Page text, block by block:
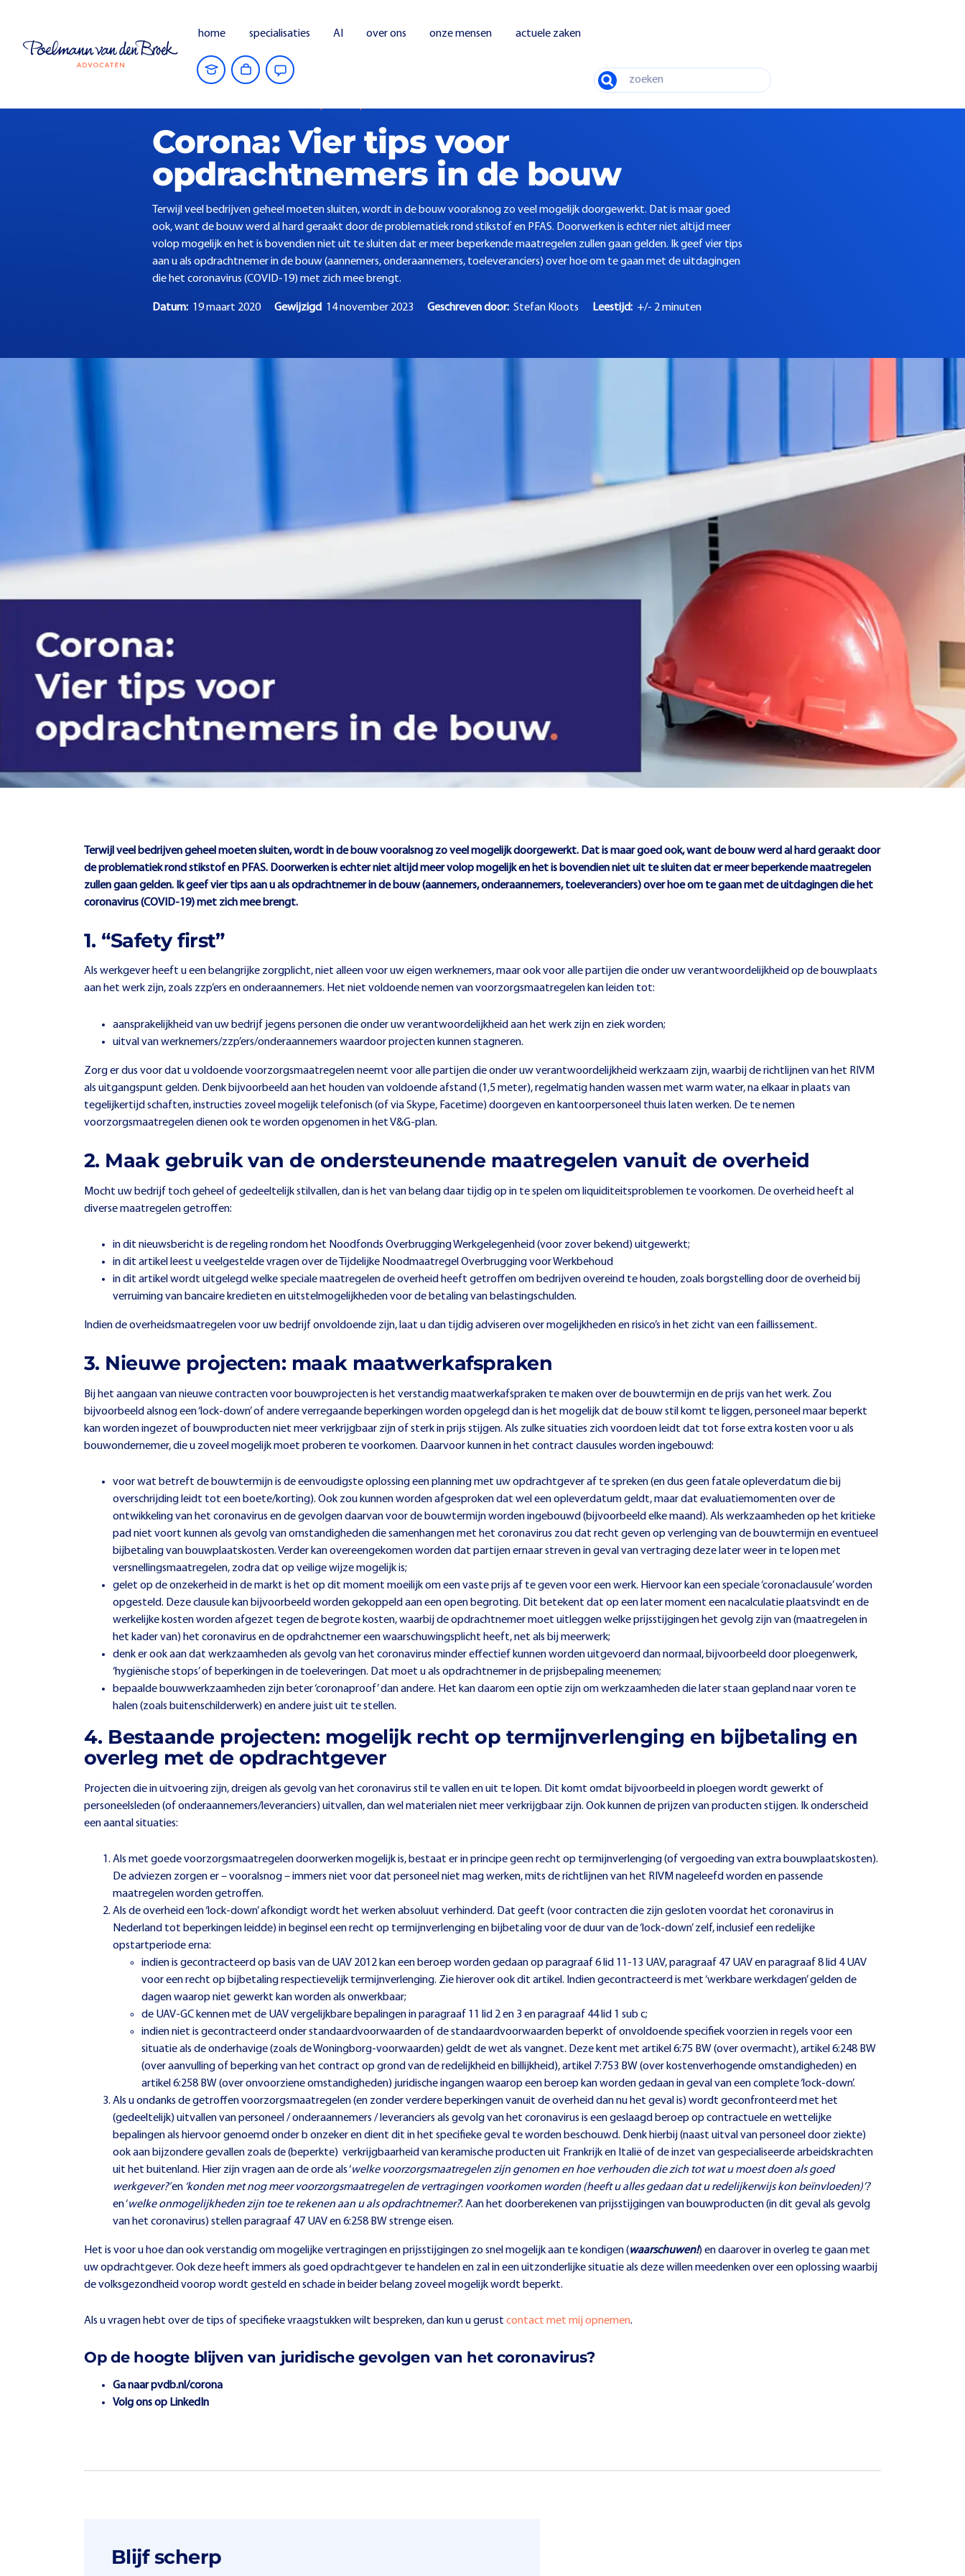
home specialisaties AI over ons onze mensen
actuele zaken
Corona: Vier tips voor
opdrachtnemers in de bouw
Terwijl veel bedrijven geheel moeten sluiten, wordt in de bouw vooralsnog zo veel mogelijk doorgewerkt. Dat is maar goed
ook, want de bouw werd al hard geraakt door de problematiek rond stikstof en PFAS. Doorwerken is echter niet altijd meer
volop mogelijk en het is bovendien niet uit te sluiten dat er meer beperkende maatregelen zullen gaan gelden. Ik geef vier tips
aan u als opdrachtnemer in de bouw (aannemers, onderaannemers, toeleveranciers) over hoe om te gaan met de uitdagingen
die het coronavirus (COVID-19) met zich mee brengt.
Datum: 19 maart 2020 Gewijzigd 14 november 2023 Geschreven door: Stefan Kloots Leestijd: +/- 2 minuten
Terwijl veel bedrijven geheel moeten sluiten, wordt in de bouw vooralsnog zo veel mogelijk doorgewerkt. Dat is maar goed ook, want de bouw werd al hard geraakt door
de problematiek rond stikstof en PFAS. Doorwerken is echter niet altijd meer volop mogelijk en het is bovendien niet uit te sluiten dat er meer beperkende maatregelen
zullen gaan gelden. Ik geef vier tips aan u als opdrachtnemer in de bouw (aannemers, onderaannemers, toeleveranciers) over hoe om te gaan met de uitdagingen die het
coronavirus (COVID-19) met zich mee brengt.
1. “Safety first”
Als werkgever heeft u een belangrijke zorgplicht, niet alleen voor uw eigen werknemers, maar ook voor alle partijen die onder uw verantwoordelijkheid op de bouwplaats
aan het werk zijn, zoals zzp’ers en onderaannemers. Het niet voldoende nemen van voorzorgsmaatregelen kan leiden tot:
aansprakelijkheid van uw bedrijf jegens personen die onder uw verantwoordelijkheid aan het werk zijn en ziek worden;
uitval van werknemers/zzp’ers/onderaannemers waardoor projecten kunnen stagneren.
Zorg er dus voor dat u voldoende voorzorgsmaatregelen neemt voor alle partijen die onder uw verantwoordelijkheid werkzaam zijn, waarbij de richtlijnen van het RIVM
als uitgangspunt gelden. Denk bijvoorbeeld aan het houden van voldoende afstand (1,5 meter), regelmatig handen wassen met warm water, na elkaar in plaats van
tegelijkertijd schaften, instructies zoveel mogelijk telefonisch (of via Skype, Facetime) doorgeven en kantoorpersoneel thuis laten werken. De te nemen
voorzorgsmaatregelen dienen ook te worden opgenomen in het V&G-plan.
2. Maak gebruik van de ondersteunende maatregelen vanuit de overheid
Mocht uw bedrijf toch geheel of gedeeltelijk stilvallen, dan is het van belang daar tijdig op in te spelen om liquiditeitsproblemen te voorkomen. De overheid heeft al
diverse maatregelen getroffen:
indit nieuwsbericht is de regeling rondom het Noodfonds Overbrugging Werkgelegenheid (voor zover bekend) uitgewerkt;
indit artikel leest u veelgestelde vragen over de Tijdelijke Noodmaatregel Overbrugging voor Werkbehoud
indit artikel wordt uitgelegd welke speciale maatregelen de overheid heeft getroffen om bedrijven overeind te houden, zoals borgstelling door de overheid bij
verruiming van bancaire kredieten en uitstelmogelijkheden voor de betaling van belastingschulden.
Indien de overheidsmaatregelen voor uw bedrijf onvoldoende zijn, laat u dan tijdig adviseren over mogelijkheden en risico’s in het zicht van een faillissement.
3. Nieuwe projecten: maak maatwerkafspraken
Bij het aangaan van nieuwe contracten voor bouwprojecten is het verstandig maatwerkafspraken te maken over de bouwtermijn en de prijs van het werk. Zou
bijvoorbeeld alsnog een ‘lock-down’ of andere verregaande beperkingen worden opgelegd dan is het mogelijk dat de bouw stil komt te liggen, personeel maar beperkt
kan worden ingezet of bouwproducten niet meer verkrijgbaar zijn of sterk in prijs stijgen. Als zulke situaties zich voordoen leidt dat tot forse extra kosten voor u als
bouwondernemer, die u zoveel mogelijk moet proberen te voorkomen. Daarvoor kunnen in het contract clausules worden ingebouwd:
voor wat betreft de bouwtermijn is de eenvoudigste oplossing een planning met uw opdrachtgever af te spreken (en dus geen fatale opleverdatum die bij
overschrijding leidt tot een boete/korting). Ook zou kunnen worden afgesproken dat wel een opleverdatum geldt, maar dat evaluatiemomenten over de
ontwikkeling van het coronavirus en de gevolgen daarvan voor de bouwtermijn worden ingebouwd (bijvoorbeeld elke maand). Als werkzaamheden op het kritieke
pad niet voort kunnen als gevolg van omstandigheden die samenhangen met het coronavirus zou dat recht geven op verlenging van de bouwtermijn en eventueel
bijbetaling van bouwplaatskosten. Verder kan overeengekomen worden dat partijen ernaar streven in geval van vertraging deze later weer in te lopen met
versnellingsmaatregelen, zodra dat op veilige wijze mogelijk is;
gelet op de onzekerheid in de markt is het op dit moment moeilijk om een vaste prijs af te geven voor een werk. Hiervoor kan een speciale ‘coronaclausule’ worden
opgesteld. Deze clausule kan bijvoorbeeld worden gekoppeld aan een open begroting. Dit betekent dat op een later moment een nacalculatie plaatsvindt en de
werkelijke kosten worden afgezet tegen de begrote kosten, waarbij de opdrachtnemer moet uitleggen welke prijsstijgingen het gevolg zijn van (maatregelen in
het kader van) het coronavirus en de opdrahctnemer een waarschuwingsplicht heeft, net als bij meerwerk;
denk er ook aan dat werkzaamheden als gevolg van het coronavirus minder effectief kunnen worden uitgevoerd dan normaal, bijvoorbeeld door ploegenwerk,
‘hygiënische stops’ of beperkingen in de toeleveringen. Dat moet u als opdrachtnemer in de prijsbepaling meenemen;
bepaalde bouwwerkzaamheden zijn beter ‘coronaproof’ dan andere. Het kan daarom een optie zijn om werkzaamheden die later staan gepland naar voren te
halen (zoals buitenschilderwerk) en andere juist uit te stellen.
4. Bestaande projecten: mogelijk recht op termijnverlenging en bijbetaling en
overleg met de opdrachtgever
Projecten die in uitvoering zijn, dreigen als gevolg van het coronavirus stil te vallen en uit te lopen. Dit komt omdat bijvoorbeeld in ploegen wordt gewerkt of
personeelsleden (of onderaannemers/leveranciers) uitvallen, dan wel materialen niet meer verkrijgbaar zijn. Ook kunnen de prijzen van producten stijgen. Ik onderscheid
een aantal situaties:
Als met goede voorzorgsmaatregelen doorwerken mogelijk is, bestaat er in principe geen recht op termijnverlenging (of vergoeding van extra bouwplaatskosten).
De adviezen zorgen er – vooralsnog – immers niet voor dat personeel niet mag werken, mits de richtlijnen van het RIVM nageleefd worden en passende
maatregelen worden getroffen.
Als de overheid een ‘lock-down’ afkondigt wordt het werken absoluut verhinderd. Dat geeft (voor contracten die zijn gesloten voordat het coronavirus in
Nederland tot beperkingen leidde) in beginsel een recht op termijnverlenging en bijbetaling voor de duur van de ‘lock-down’ zelf, inclusief een redelijke
opstartperiode erna:
indien is gecontracteerd op basis van de UAV 2012 kan een beroep worden gedaan op paragraaf 6 lid 11-13 UAV, paragraaf 47 UAV en paragraaf 8 lid 4 UAV
voor een recht op bijbetaling respectievelijk termijnverlenging. Zie hierover ookdit artikel. Indien gecontracteerd is met ‘werkbare werkdagen’ gelden de
dagen waarop niet gewerkt kan worden als onwerkbaar;
de UAV-GC kennen met de UAV vergelijkbare bepalingen in paragraaf 11 lid 2 en 3 en paragraaf 44 lid 1 sub c;
indien niet is gecontracteerd onder standaardvoorwaarden of de standaardvoorwaarden beperkt of onvoldoende specifiek voorzien in regels voor een
situatie als de onderhavige (zoals de Woningborg-voorwaarden) geldt de wet als vangnet. Deze kent met artikel 6:75 BW (over overmacht), artikel 6:248 BW
(over aanvulling of beperking van het contract op grond van de redelijkheid en billijkheid), artikel 7:753 BW (over kostenverhogende omstandigheden) en
artikel 6:258 BW (over onvoorziene omstandigheden) juridische ingangen waarop een beroep kan worden gedaan in geval van een complete ‘lock-down’.
Als u ondanks de getroffen voorzorgsmaatregelen (en zonder verdere beperkingen vanuit de overheid dan nu het geval is) wordt geconfronteerd met het
(gedeeltelijk) uitvallen van personeel / onderaannemers / leveranciers als gevolg van het coronavirus is een geslaagd beroep op contractuele en wettelijke
bepalingen als hiervoor genoemd onder b onzeker en dient dit in het specifieke geval te worden beschouwd. Denk hierbij (naast uitval van personeel door ziekte)
ook aan bijzondere gevallen zoals de (beperkte) verkrijgbaarheid van keramische producten uit Frankrijk en Italië of de inzet van gespecialiseerde arbeidskrachten
uit het buitenland. Hier zijn vragen aan de orde als ‘welke voorzorgsmaatregelen zijn genomen en hoe verhouden die zich tot wat u moest doen als goed
werkgever?’en ‘konden met nog meer voorzorgsmaatregelen de vertragingen voorkomen worden (heeft u alles gedaan dat u redelijkerwijs kon beïnvloeden)’?
en ‘welke onmogelijkheden zijn toe te rekenen aan u als opdrachtnemer?’. Aan het doorberekenen van prijsstijgingen van bouwproducten (in dit geval als gevolg
van het coronavirus) stellen paragraaf 47 UAV en 6:258 BW strenge eisen.
Het is voor u hoe dan ook verstandig om mogelijke vertragingen en prijsstijgingen zo snel mogelijk aan te kondigen (waarschuwen!) en daarover in overleg te gaan met
uw opdrachtgever. Ook deze heeft immers als goed opdrachtgever te handelen en zal in een uitzonderlijke situatie als deze willen meedenken over een oplossing waarbij
de volksgezondheid voorop wordt gesteld en schade in beider belang zoveel mogelijk wordt beperkt.
Als u vragen hebt over de tips of specifieke vraagstukken wilt bespreken, dan kun u gerust contact met mij opnemen.
Op de hoogte blijven van juridische gevolgen van het coronavirus?
Ga naarpvdb.nl/corona
Volg ons op LinkedIn
Blijf scherp